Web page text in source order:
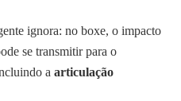
ignora: no boxe, o impacto
se transmitir para o
a articulação